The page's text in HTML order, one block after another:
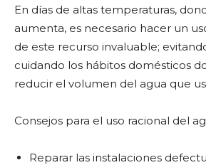
En días de altas temperaturas,
aumenta, es necesario hacer un
de este recurso invaluable;
cuidando los hábitos domésticos
reducir el volumen del agua que
Consejos para el uso racional del
Reparar las instalaciones